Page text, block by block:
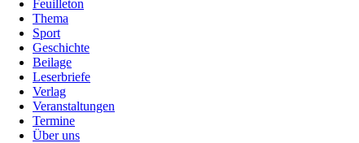
Feuilleton
Thema
Sport
Geschichte
Beilage
Leserbriefe
Verlag
Veranstaltungen
Termine
Über uns